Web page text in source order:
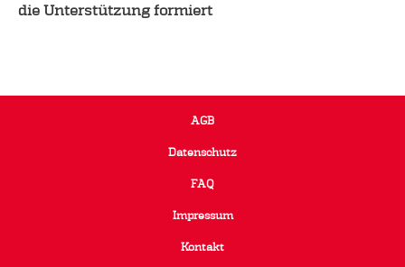
die Unterstützung formiert
AGB
Datenschutz
FAQ
Impressum
Kontakt